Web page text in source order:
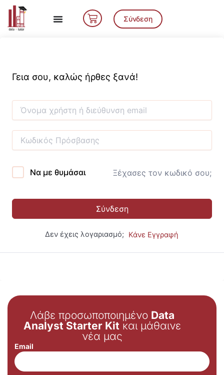
Μετάβαση
περιεχόμενο
Cart Σύνδεση
Γεια σου, καλώς ήρθες ξανά!
Να με θυμάσαι Ξέχασες τον κωδικό σου;
Σύνδεση
Δεν έχεις λογαριασμό; Κάνε Εγγραφή
Λάβε προσωποποιημένο Data
Analyst Starter Kit και μάθαινε
νέα μας
Email